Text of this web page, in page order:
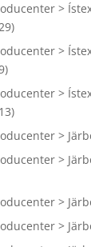
>
>
>
>
>
>
>